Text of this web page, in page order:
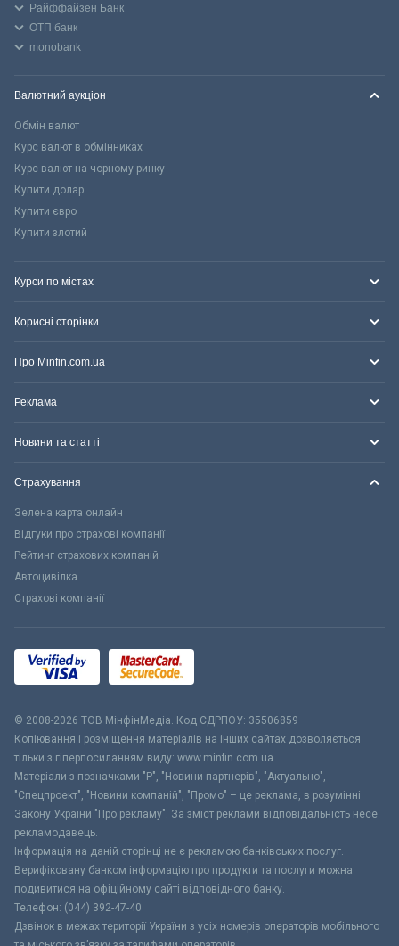
Райффайзен Банк
ОТП банк
monobank
Валютний аукціон
Обмін валют
Курс валют в обмінниках
Курс валют на чорному ринку
Купити долар
Купити євро
Купити злотий
Курси по містах
Корисні сторінки
Про Minfin.com.ua
Реклама
Новини та статті
Страхування
Зелена карта онлайн
Відгуки про страхові компанії
Рейтинг страхових компаній
Автоцивілка
Страхові компанії
© 2008-2026 ТОВ МiнфiнМедiа. Код ЄДРПОУ: 35506859
Копіювання і розміщення матеріалів на інших сайтах дозволяється
тільки з гіперпосиланням виду: www.minfin.com.ua
Матеріали з позначками "Р", "Новини партнерів", "Актуально",
"Спецпроект", "Новини компаній", "Промо" – це реклама, в розумінні
Закону України "Про рекламу". За зміст реклами відповідальність несе
рекламодавець.
Інформація на даній сторінці не є рекламою банківських послуг.
Верифіковану банком інформацію про продукти та послуги можна
подивитися на офіційному сайті відповідного банку.
Телефон: (044) 392-47-40
Дзвінок в межах території України з усіх номерів операторів мобільного